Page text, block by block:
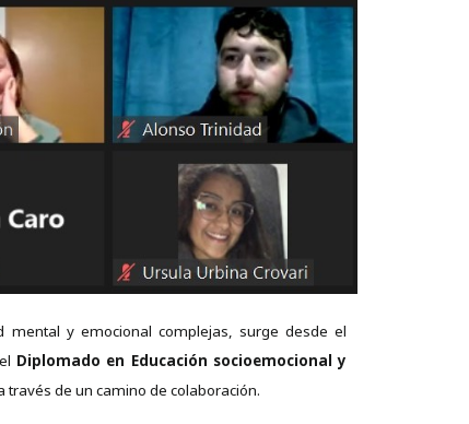
y emocional complejas, surge desde el
Diplomado en Educación socioemocional y
de un camino de colaboración.